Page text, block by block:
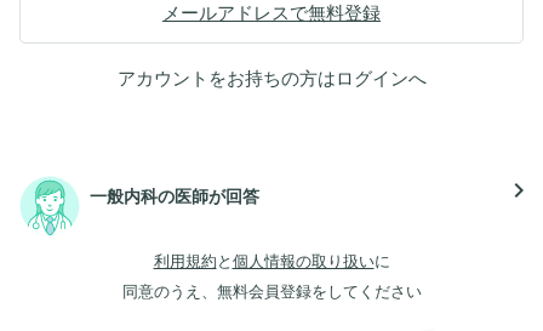
メールアドレスで無料登録
アカウントをお持ちの方はログインへ
一般内科の医師が回答 navigate_next
利用規約 と 個人情報の取り扱いに
同意のうえ、無料会員登録をしてください